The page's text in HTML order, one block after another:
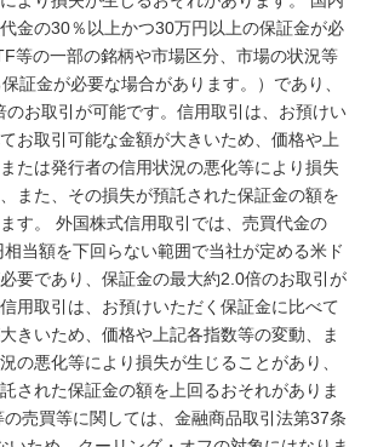
金の30％以上かつ30万円以上の保証金が必
等の一部の銘柄や市場区分、市場の状況等
証金が必要な場合があります。）であり、
のお取引が可能です。信用取引は、お預けい
お取引可能な金額が大きいため、価格や上
たは発行者の信用状況の悪化等により損失
また、その損失が預託された保証金の額を
す。 外国株式信用取引では、売買代金の
当額を下回らない範囲で当社が定める米ド
要であり、保証金の最大約2.0倍のお取引が
用取引は、お預けいただく保証金に比べて
きいため、価格や上記各指数等の変動、ま
の悪化等により損失が生じることがあり、
された保証金の額を上回るおそれがありま
売買等に関しては、金融商品取引法第37条